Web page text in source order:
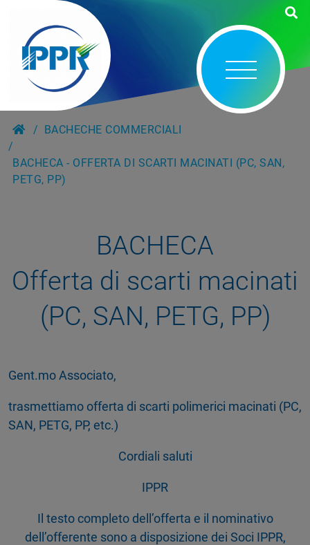
BACHECHE COMMERCIALI
BACHECA - OFFERTA DI SCARTI MACINATI (PC, SAN,
PETG, PP)
BACHECA
Offerta di scarti macinati
(PC, SAN, PETG, PP)
Gent.mo Associato,
trasmettiamo offerta di scarti polimerici macinati (PC,
SAN, PETG, PP, etc.)
Cordiali saluti
IPPR
Il testo completo dell’offerta e il nominativo
dell’offerente sono a disposizione dei Soci IPPR,